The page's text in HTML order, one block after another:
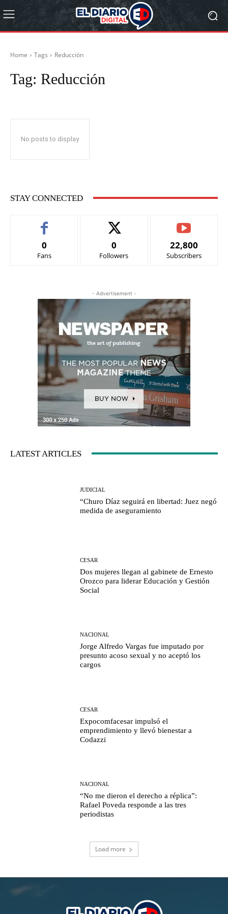
Home Tags Reducción
Tag: Reducción
No posts to display
STAY CONNECTED
0
Fans
0
Followers
22,800
Subscribers
- Advertisement -
LATEST ARTICLES
JUDICIAL
“Churo Díaz seguirá en libertad: Juez negó
medida de aseguramiento
CESAR
Dos mujeres llegan al gabinete de Ernesto
Orozco para liderar Educación y Gestión
Social
NACIONAL
Jorge Alfredo Vargas fue imputado por
presunto acoso sexual y no aceptó los
cargos
CESAR
Expocomfacesar impulsó el
emprendimiento y llevó bienestar a
Codazzi
NACIONAL
“No me dieron el derecho a réplica”:
Rafael Poveda responde a las tres
periodistas
Load more